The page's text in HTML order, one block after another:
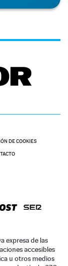
DE COOKIES
expresa de las
accesibles
u otros medios